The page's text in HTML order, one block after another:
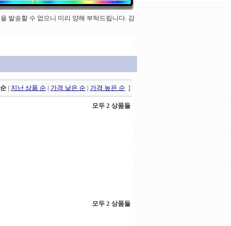
송할 수 없으니 미리 양해 부탁드립니다. 감
| 지난 상품 순 | 가격 낮은 순 | 가격 높은 순 ]
모두 2 상품들
모두 2 상품들